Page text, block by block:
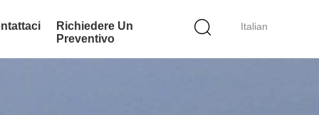
Italian
Richiedere Un
Preventivo